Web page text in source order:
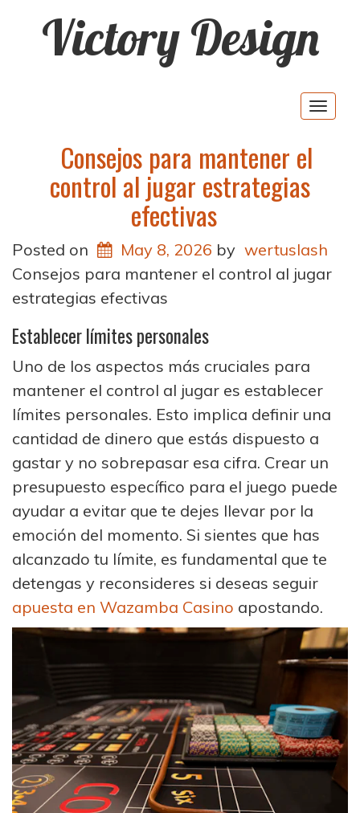
Victory Design
Consejos para mantener el
control al jugar estrategias
efectivas
Posted on May 8, 2026 by wertuslash
Consejos para mantener el control al jugar
estrategias efectivas
Establecer límites personales
Uno de los aspectos más cruciales para
mantener el control al jugar es establecer
límites personales. Esto implica definir una
cantidad de dinero que estás dispuesto a
gastar y no sobrepasar esa cifra. Crear un
presupuesto específico para el juego puede
ayudar a evitar que te dejes llevar por la
emoción del momento. Si sientes que has
alcanzado tu límite, es fundamental que te
detengas y reconsideres si deseas seguir
apuesta en Wazamba Casino apostando.